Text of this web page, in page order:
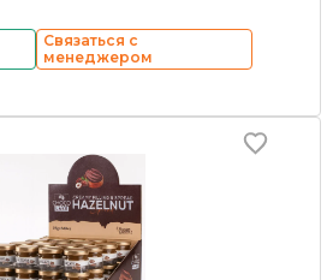
Связаться с
менеджером